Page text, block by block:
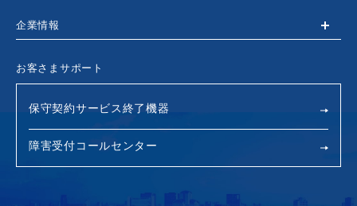
企業情報
お客さまサポート
保守契約サービス終了機器
障害受付コールセンター